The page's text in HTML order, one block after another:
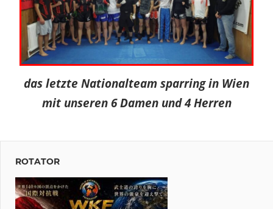
das letzte Nationalteam sparring in Wien
mit unseren 6 Damen und 4 Herren
ROTATOR